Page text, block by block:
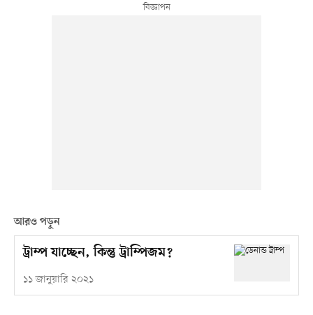
আরও পড়ুন
ট্রাম্প যাচ্ছেন, কিন্তু ট্রাম্পিজম?
১১ জানুয়ারি ২০২১